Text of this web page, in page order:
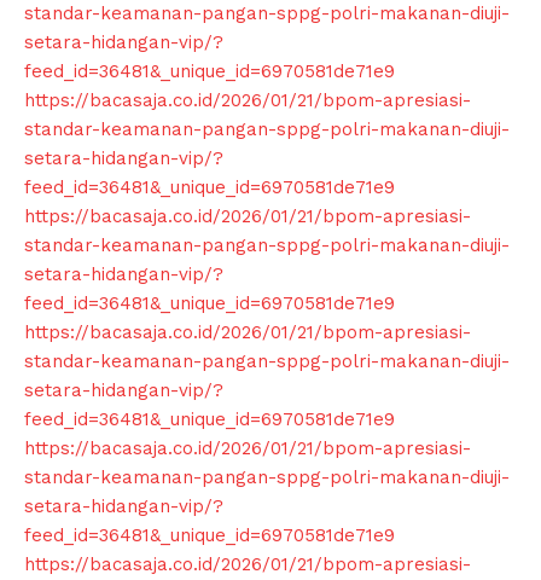
News Week
Magazine PRO
Company
About
standar-keamanan-pangan-sppg-polri-makanan-diuji-
setara-hidangan-vip/?
feed_id=36481&_unique_id=6970581de71e9
https://bacasaja.co.id/2026/01/21/bpom-apresiasi-
standar-keamanan-pangan-sppg-polri-makanan-diuji-
setara-hidangan-vip/?
feed_id=36481&_unique_id=6970581de71e9
https://bacasaja.co.id/2026/01/21/bpom-apresiasi-
standar-keamanan-pangan-sppg-polri-makanan-diuji-
setara-hidangan-vip/?
feed_id=36481&_unique_id=6970581de71e9
https://bacasaja.co.id/2026/01/21/bpom-apresiasi-
standar-keamanan-pangan-sppg-polri-makanan-diuji-
setara-hidangan-vip/?
feed_id=36481&_unique_id=6970581de71e9
https://bacasaja.co.id/2026/01/21/bpom-apresiasi-
standar-keamanan-pangan-sppg-polri-makanan-diuji-
setara-hidangan-vip/?
feed_id=36481&_unique_id=6970581de71e9
https://bacasaja.co.id/2026/01/21/bpom-apresiasi-